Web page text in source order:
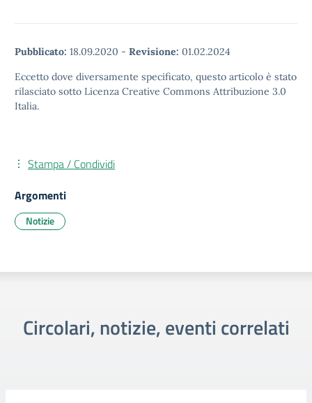
Pubblicato: 18.09.2020 - Revisione: 01.02.2024
Eccetto dove diversamente specificato, questo articolo è stato
rilasciato sotto Licenza Creative Commons Attribuzione 3.0
Italia.
Stampa / Condividi
Argomenti
Notizie
Circolari, notizie, eventi correlati